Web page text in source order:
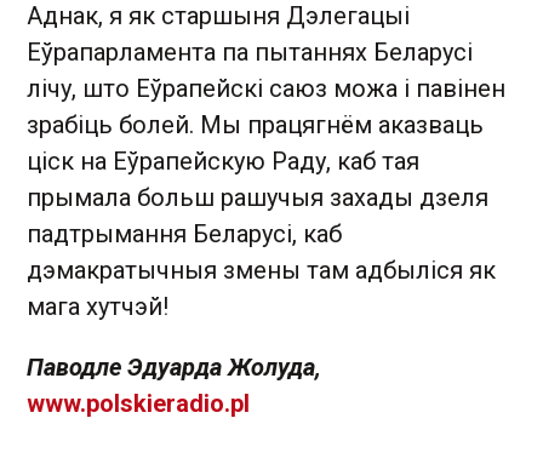
Аднак, я як старшыня Дэлегацыі
Еўрапарламента па пытаннях Беларусі
лічу, што Еўрапейскі саюз можа і павінен
зрабіць болей. Мы працягнём аказваць
ціск на Еўрапейскую Раду, каб тая
прымала больш рашучыя захады дзеля
падтрымання Беларусі, каб
дэмакратычныя змены там адбыліся як
мага хутчэй!
Паводле Эдуарда Жолуда,
www.polskieradio.pl